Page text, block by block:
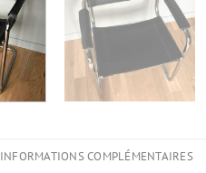
INFORMATIONS COMPLÉMENTAIRES